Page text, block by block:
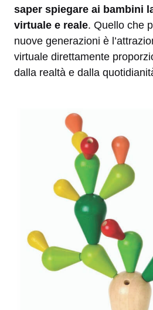
saper spiegare ai bambini
virtuale e reale. Quello che
nuove generazioni è
virtuale direttamente
dalla realtà e dalla